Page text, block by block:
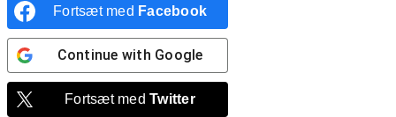
Fortsæt med Facebook
Continue with Google
Fortsæt medTwitter